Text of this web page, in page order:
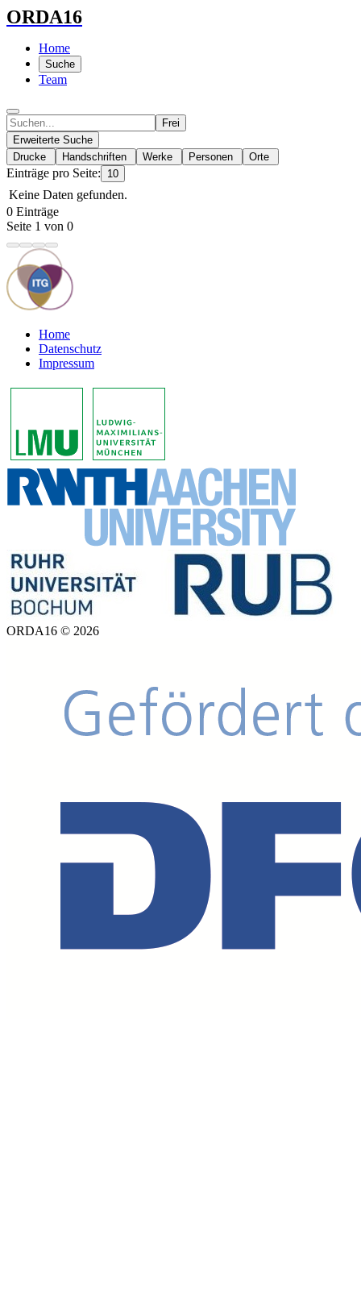
ORDA16
Home
Suche
Team
Frei
Erweiterte Suche
Drucke
Handschriften Werke Personen Orte
Einträge pro Seite: 10
Keine Daten gefunden.
0 Einträge
Seite 1 von 0
Home
Datenschutz
Impressum
ORDA16 © 2026